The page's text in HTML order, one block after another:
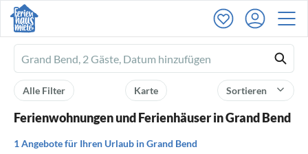
Ferienhausmiete
logo
Sortieren
Karte
Alle Filter
Ferienwohnungen und Ferienhäuser in Grand Bend
1 Angebote für Ihren Urlaub in Grand Bend